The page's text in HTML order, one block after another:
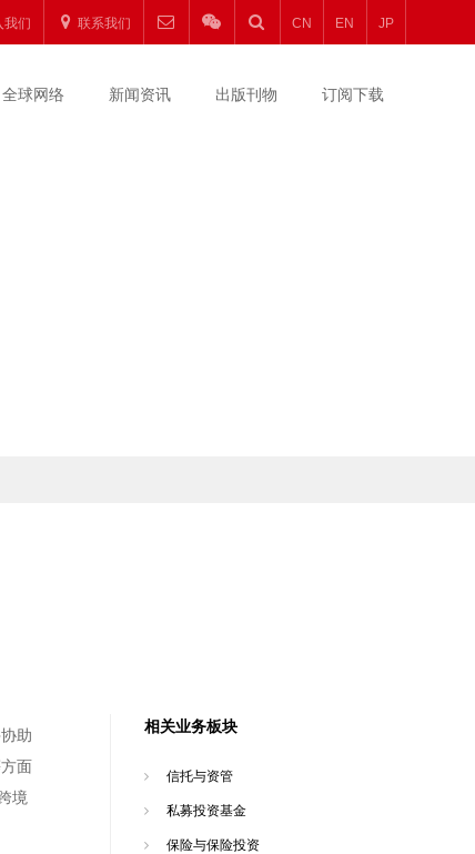
我们 联系我们 CN EN JP
全球网络 新闻资讯 出版刊物 订阅下载
助
面
境
相关业务板块
信托与资管
私募投资基金
保险与保险投资